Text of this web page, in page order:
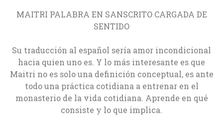
MAITRI PALABRA EN SANSCRITO CARGADA DE
SENTIDO
Su traducción al español sería amor incondicional
hacia quien uno es. Y lo más interesante es que
Maitri no es solo una definición conceptual, es ante
todo una práctica cotidiana a entrenar en el
monasterio de la vida cotidiana. Aprende en qué
consiste y lo que implica.